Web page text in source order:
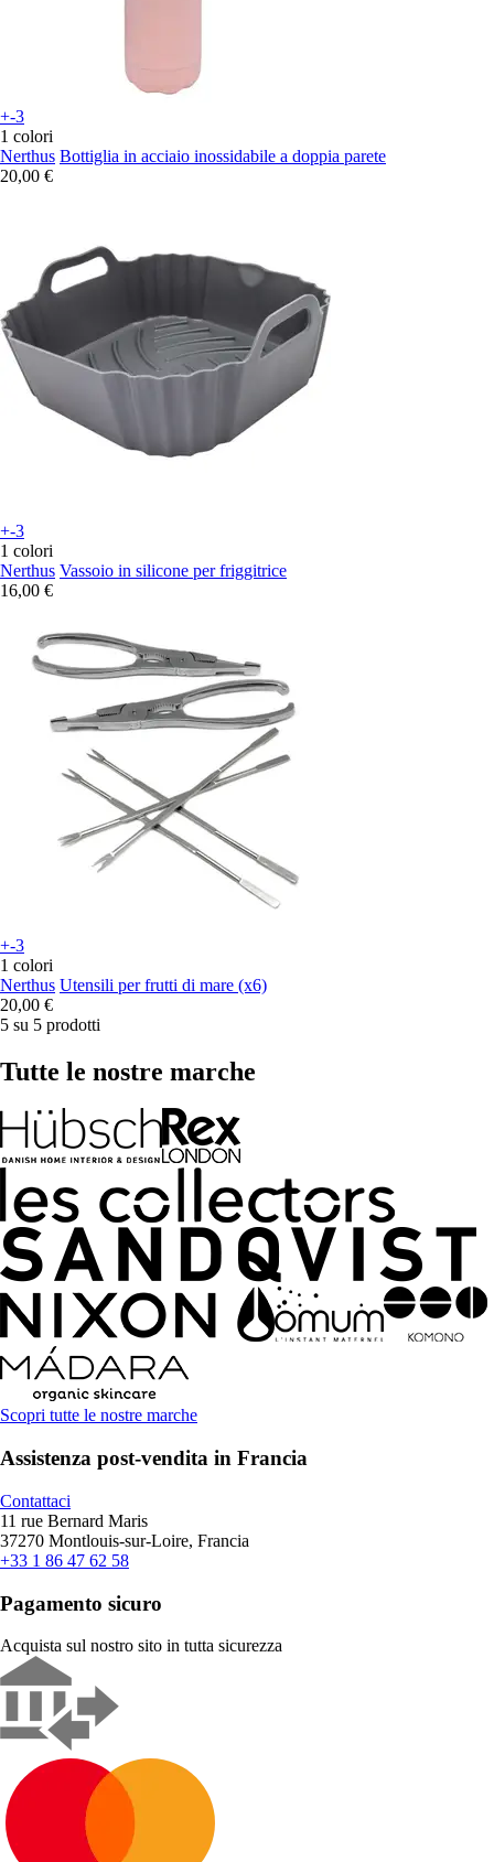
+-3
1 colori
Nerthus Bottiglia in acciaio inossidabile a doppia parete
20,00 €
+-3
1 colori
Nerthus Vassoio in silicone per friggitrice
16,00 €
+-3
1 colori
Nerthus Utensili per frutti di mare (x6)
20,00 €
5 su 5 prodotti
Tutte le nostre marche
Scopri tutte le nostre marche
Assistenza post-vendita in Francia
Contattaci
11 rue Bernard Maris
37270 Montlouis-sur-Loire, Francia
+33 1 86 47 62 58
Pagamento sicuro
Acquista sul nostro sito in tutta sicurezza